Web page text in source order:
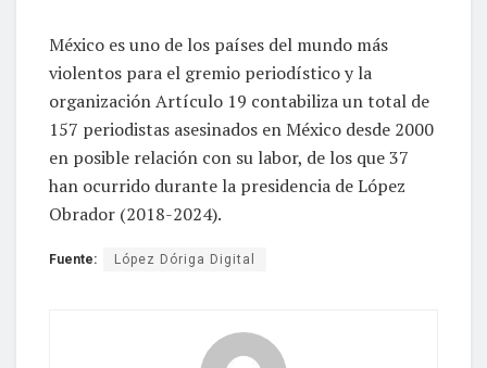
México es uno de los países del mundo más
violentos para el gremio periodístico y la
organización Artículo 19 contabiliza un total de
157 periodistas asesinados en México desde 2000
en posible relación con su labor, de los que 37
han ocurrido durante la presidencia de López
Obrador (2018-2024).
Fuente: López Dóriga Digital